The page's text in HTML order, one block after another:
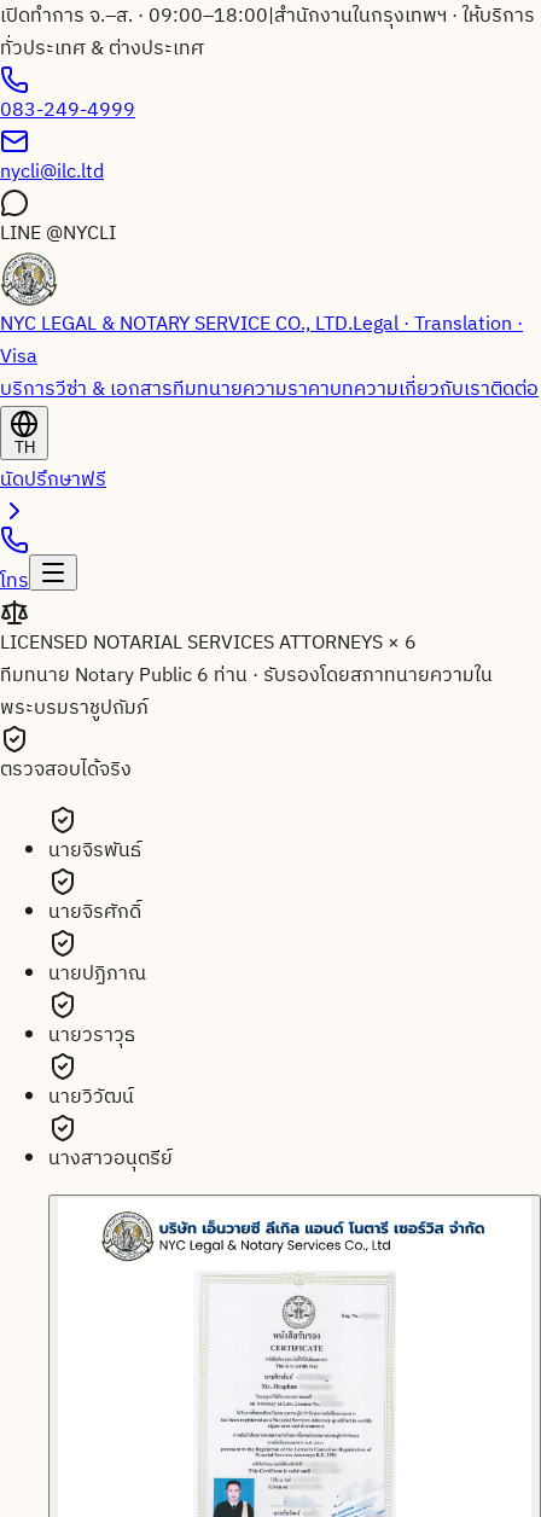
เปิดทำการ จ.–ส. · 09:00–18:00|สำนักงานในกรุงเทพฯ · ให้บริการ
ทั่วประเทศ & ต่างประเทศ
083-249-4999
nycli@ilc.ltd
LINE@NYCLI
NYC LEGAL & NOTARY SERVICE CO., LTD.Legal · Translation ·
Visa
บริการวีซ่า & เอกสารทีมทนายความราคาบทความเกี่ยวกับเราติดต่อ
TH
นัดปรึกษาฟรี
โทร
LICENSED NOTARIAL SERVICES ATTORNEYS × 6
ทีมทนาย Notary Public 6 ท่าน· รับรองโดยสภาทนายความใน
พระบรมราชูปถัมภ์
ตรวจสอบได้จริง
นายจิรพันธ์
นายจิรศักดิ์
นายปฏิภาณ
นายวราวุธ
นายวิวัฒน์
นางสาวอนุตรีย์